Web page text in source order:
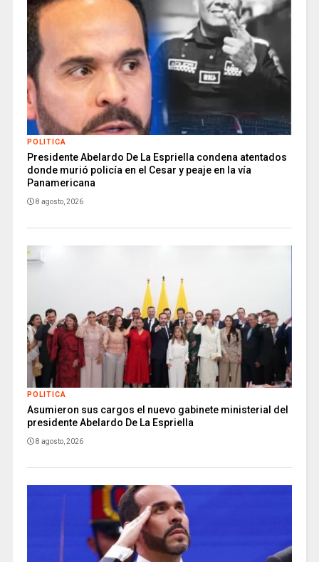
POLITICA
Presidente Abelardo De La Espriella condena atentados
donde murió policía en el Cesar y peaje en la vía
Panamericana
8 agosto, 2026
POLITICA
Asumieron sus cargos el nuevo gabinete ministerial del
presidente Abelardo De La Espriella
8 agosto, 2026